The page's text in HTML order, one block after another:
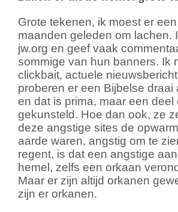
Grote tekenen, ik moest er
maanden geleden om lachen.
jw.org en geef vaak
sommige van hun banners. Ik
clickbait, actuele
proberen er een Bijbelse draai
en dat is prima, maar een deel
gekunsteld. Hoe dan ook, ze
deze angstige sites de
aarde waren, angstig om te
regent, is dat een angstige
hemel, zelfs een orkaan
Maar er zijn altijd orkanen
zijn er orkanen.